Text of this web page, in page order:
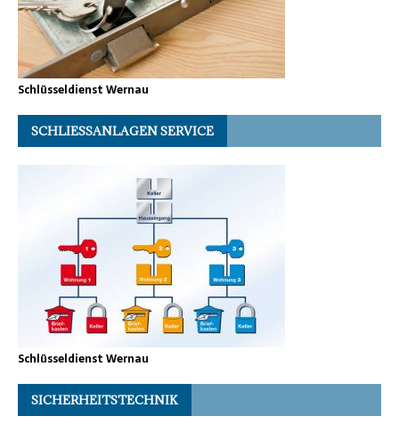
Schlüsseldienst Wernau
SCHLIESSANLAGEN SERVICE
Schlüsseldienst Wernau
SICHERHEITSTECHNIK